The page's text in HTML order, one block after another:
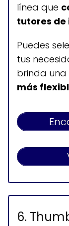
línea que
tutores de
Puedes
tus
brinda una
más
6.